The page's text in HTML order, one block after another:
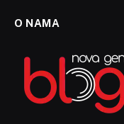
O NAMA